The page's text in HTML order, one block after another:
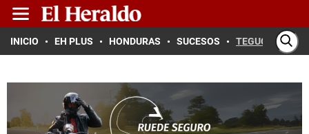
INICIO EH PLUS HONDURAS SUCESOS TEGUCIGALPA